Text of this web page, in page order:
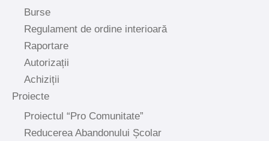
Burse
Regulament de ordine interioară
Raportare
Autorizații
Achiziții
Proiecte
Proiectul “Pro Comunitate”
Reducerea Abandonului Școlar